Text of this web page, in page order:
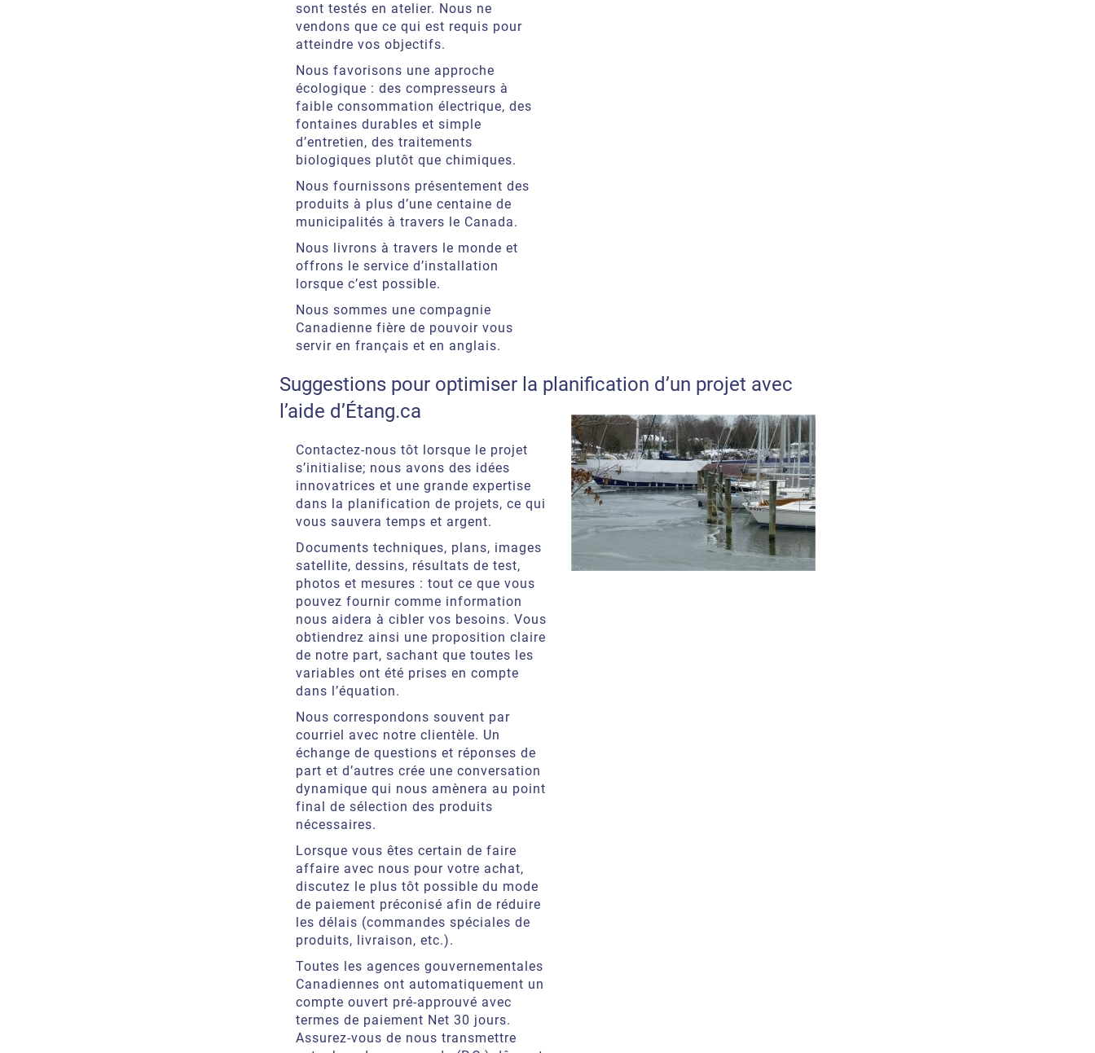
sont testés en atelier. Nous ne
vendons que ce qui est requis pour
atteindre vos objectifs.
Nous favorisons une approche
écologique : des compresseurs à
faible consommation électrique, des
fontaines durables et simple
d’entretien, des traitements
biologiques plutôt que chimiques.
Nous fournissons présentement des
produits à plus d’une centaine de
municipalités à travers le Canada.
Nous livrons à travers le monde et
offrons le service d’installation
lorsque c’est possible.
Nous sommes une compagnie
Canadienne fière de pouvoir vous
servir en français et en anglais.
Suggestions pour optimiser la planification d’un projet avec
l’aide d’Étang.ca
Contactez-nous tôt lorsque le projet
s’initialise; nous avons des idées
innovatrices et une grande expertise
dans la planification de projets, ce qui
vous sauvera temps et argent.
Documents techniques, plans, images
satellite, dessins, résultats de test,
photos et mesures : tout ce que vous
pouvez fournir comme information
nous aidera à cibler vos besoins. Vous
obtiendrez ainsi une proposition claire
de notre part, sachant que toutes les
variables ont été prises en compte
dans l’équation.
Nous correspondons souvent par
courriel avec notre clientèle. Un
échange de questions et réponses de
part et d’autres crée une conversation
dynamique qui nous amènera au point
final de sélection des produits
nécessaires.
Lorsque vous êtes certain de faire
affaire avec nous pour votre achat,
discutez le plus tôt possible du mode
de paiement préconisé afin de réduire
les délais (commandes spéciales de
produits, livraison, etc.).
Toutes les agences gouvernementales
Canadiennes ont automatiquement un
compte ouvert pré-approuvé avec
termes de paiement Net 30 jours.
Assurez-vous de nous transmettre